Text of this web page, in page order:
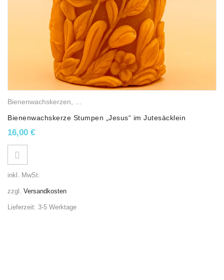
Bienenwachskerzen
Bienenwachskerze Stumpen „Jesus“ im Jutesäcklein
16,00 €
inkl. MwSt.
zzgl. Versandkosten
Lieferzeit: 3-5 Werktage